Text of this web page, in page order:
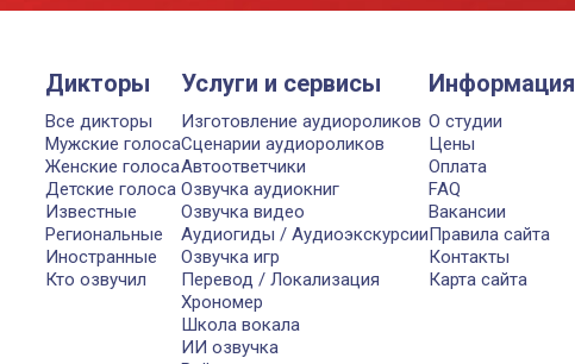
Дикторы
Все дикторы
Мужские голоса
Женские голоса
Детские голоса
Известные
Региональные
Иностранные
Кто озвучил
Услуги и сервисы
Изготовление аудиороликов
Сценарии аудиороликов
Автоответчики
Озвучка аудиокниг
Озвучка видео
Аудиогиды / Аудиоэкскурсии
Озвучка игр
Перевод / Локализация
Хрономер
Школа вокала
ИИ озвучка
Информация
О студии
Цены
Оплата
FAQ
Вакансии
Правила сайта
Контакты
Карта сайта